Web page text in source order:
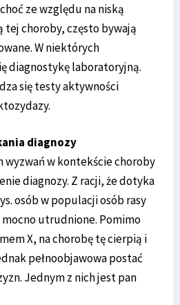
ze względu na niską
tej choroby, często bywają
W niektórych
diagnostykę laboratoryjną.
się testy aktywności
diagnozy
wyzwań w kontekście choroby
diagnozy. Z racji, że dotyka
osób w populacji osób rasy
utrudnione. Pomimo
X, na chorobę tę cierpią i
pełnoobjawowa postać
Jednym z nich jest pan